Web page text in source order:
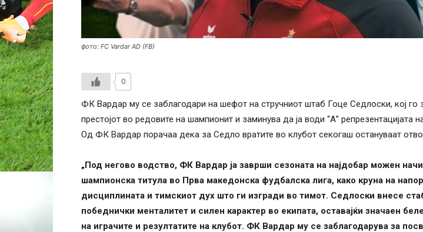
фото: FC Vardar AD (FB)
0
ФК Вардар му се заблагодари на шефот на стручниот штаб Гоце Седлоски, кој го
престојот во редовите на шампионит и заминува да ја води “А” репрезентацијата
Од ФК Вардар порачаа дека за Седло вратите во клубот секогаш остануваат
„Под негово водство, ФК Вардар ја заврши сезоната на најдобар можен
шампионска титула во Прва македонска фудбалска лига, како круна на
дисциплината и тимскиот дух што ги изгради во тимот. Седлоски внесе
победнички менталитет и силен карактер во екипата, оставајќи значаен
на играчите и резултатите на клубот. ФК Вардар му се заблагодарува за